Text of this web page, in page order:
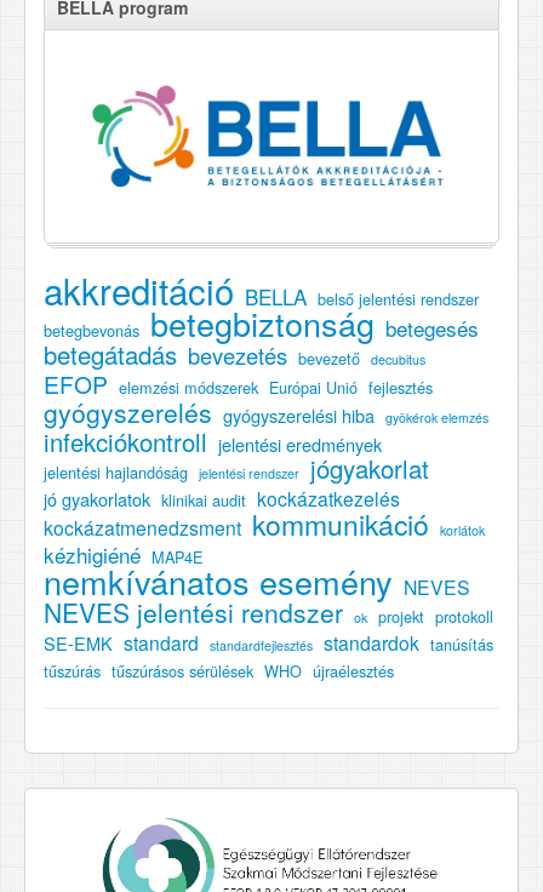
BELLA program
akkreditáció BELLA belső jelentési rendszer
betegbevonás betegbiztonság betegesés
betegátadás bevezetés bevezető decubitus
EFOP elemzési módszerek Európai Unió fejlesztés
gyógyszerelés gyógyszerelési hiba gyökérok elemzés
infekciókontroll jelentési eredmények
jelentési hajlandóság jelentési rendszer jógyakorlat
jó gyakorlatok klinikai audit kockázatkezelés
kockázatmenedzsment kommunikáció korlátok
kézhigiéné MAP4E
nemkívánatos esemény NEVES
NEVES jelentési rendszer ok projekt protokoll
SE-EMK standard standardfejlesztés standardok tanúsítás
tűszúrás tűszúrásos sérülések WHO újraélesztés